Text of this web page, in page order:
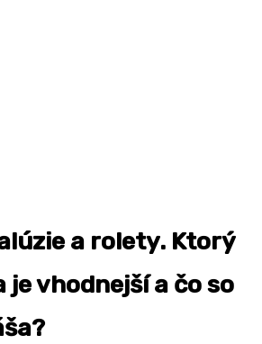
a rolety. Ktorý
vhodnejší a čo so